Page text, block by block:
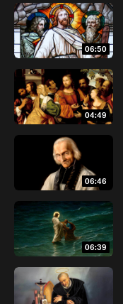
06:50
04:49
06:46
06:39